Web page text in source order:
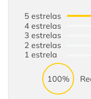
5estrelas
4estrelas
3estrelas
2estrelas
1estrela
100%